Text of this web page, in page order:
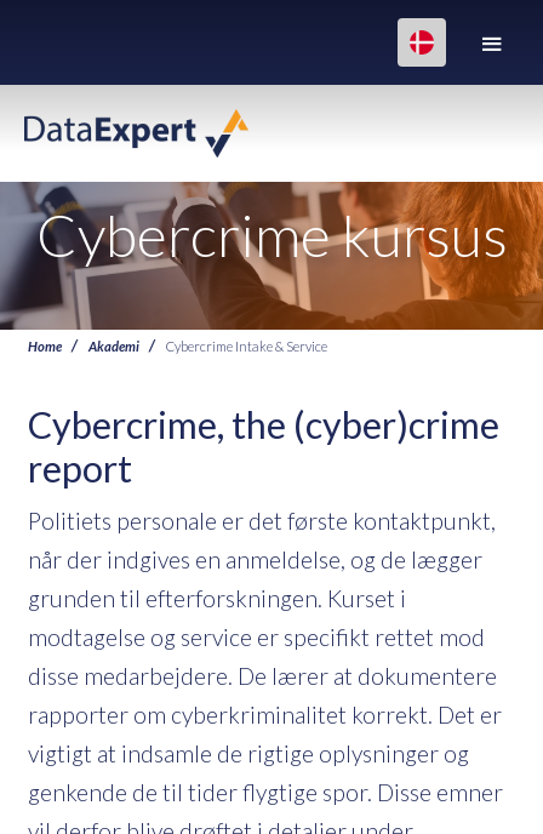
Cybercrime kursus
Home Akademi Cybercrime Intake & Service
Cybercrime, the (cyber)crime
report
Politiets personale er det første kontaktpunkt,
når der indgives en anmeldelse, og de lægger
grunden til efterforskningen. Kurset i
modtagelse og service er specifikt rettet mod
disse medarbejdere. De lærer at dokumentere
rapporter om cyberkriminalitet korrekt. Det er
vigtigt at indsamle de rigtige oplysninger og
genkende de til tider flygtige spor. Disse emner